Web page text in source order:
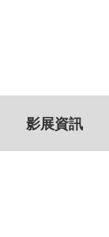
影展資訊